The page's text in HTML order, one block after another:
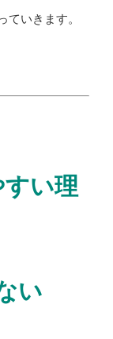
ていきます。
い理
い